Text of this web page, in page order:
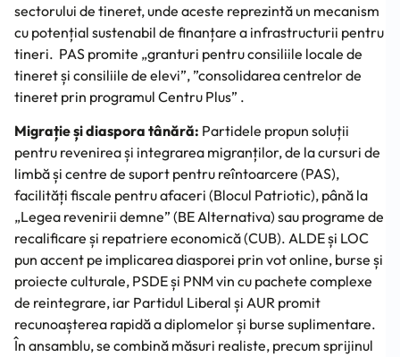
sectorului de tineret, unde aceste reprezintă un mecanism
cu potențial sustenabil de finanțare a infrastructurii pentru
tineri. PAS promite „granturi pentru consiliile locale de
tineret și consiliile de elevi”, ”consolidarea centrelor de
tineret prin programul Centru Plus” .
Migrație și diaspora tânără: Partidele propun soluții
pentru revenirea și integrarea migranților, de la cursuri de
limbă și centre de suport pentru reîntoarcere (PAS),
facilități fiscale pentru afaceri (Blocul Patriotic), până la
„Legea revenirii demne” (BE Alternativa) sau programe de
recalificare și repatriere economică (CUB). ALDE și LOC
pun accent pe implicarea diasporei prin vot online, burse și
proiecte culturale, PSDE și PNM vin cu pachete complexe
de reintegrare, iar Partidul Liberal și AUR promit
recunoașterea rapidă a diplomelor și burse suplimentare.
În ansamblu, se combină măsuri realiste, precum sprijinul